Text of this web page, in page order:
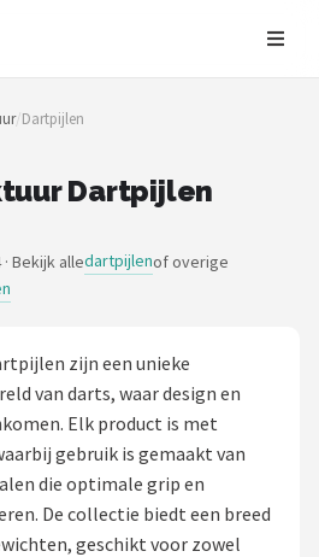
/Dartpijlen
Dartpijlen
· Bekijk alledartpijlenof overige
zijn een unieke
van darts, waar design en
Elk product is met
gebruik is gemaakt van
die optimale grip en
De collectie biedt een breed
geschikt voor zowel